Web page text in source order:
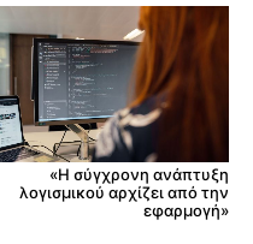
«Η σύγχρονη ανάπτυξη
λογισμικού αρχίζει από την
εφαρμογή»